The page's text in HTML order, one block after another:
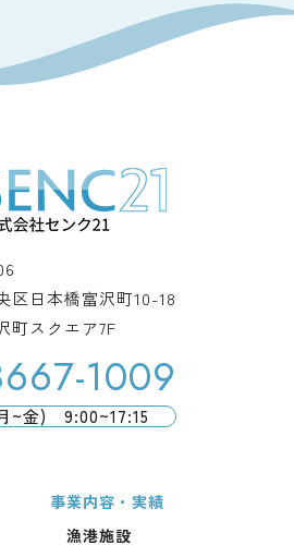
区日本橋富沢町10-18
町スクエア7F
1009
~金) 9:00~17:15
事業内容・実績
漁港施設